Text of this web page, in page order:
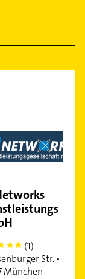
(1)
Str. •
München